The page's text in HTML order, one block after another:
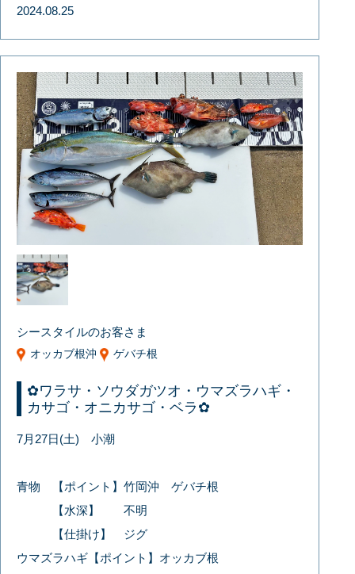
2024.08.25
シースタイルのお客さま
オッカブ根沖 ゲバチ根
✿ワラサ・ソウダガツオ・ウマズラハギ・
カサゴ・オニカサゴ・ベラ✿
7月27日(土) 小潮
青物 【ポイント】竹岡沖 ゲバチ根
【水深】 不明
【仕掛け】 ジグ
ウマズラハギ【ポイント】オッカブ根